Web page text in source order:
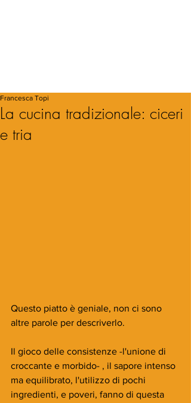
La cucina tradizionale: ciceri
e tria
Francesca Topi
Questo piatto è geniale, non ci sono
altre parole per descriverlo.
Il gioco delle consistenze -l'unione di
croccante e morbido- , il sapore intenso
ma equilibrato, l'utilizzo di pochi
ingredienti, e poveri, fanno di questa